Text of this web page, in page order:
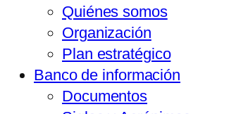
Quiénes somos
Organización
Plan estratégico
Banco de información
Documentos